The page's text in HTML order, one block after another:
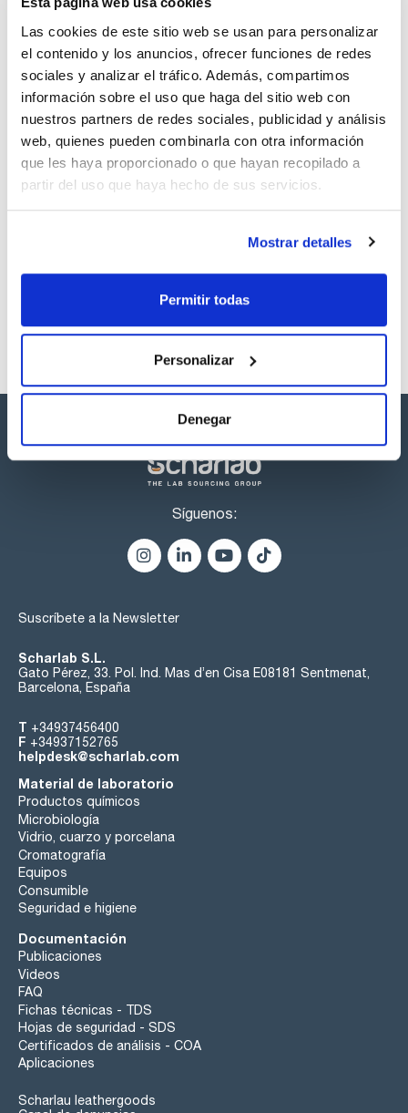
Las cookies de este sitio web se usan para personalizar
el contenido y los anuncios, ofrecer funciones de redes
sociales y analizar el tráfico. Además, compartimos
información sobre el uso que haga del sitio web con
nuestros partners de redes sociales, publicidad y análisis
web, quienes pueden combinarla con otra información
que les haya proporcionado o que hayan recopilado a
partir del uso que haya hecho de sus servicios.
Mostrar detalles
Permitir todas
Personalizar
Denegar
Documentación técnica
TDS / Ficha técnica
Regístrate para
descargas
COA
Regístrate para
descargas
SDS/ Hoja de seguridad
Regístrate para
descargas
productos marca Scharlau habitualmente en stock,
Síguenos:
Suscríbete a la Newsletter
Scharlab S.L.
Gato Pérez, 33. Pol. Ind. Mas d’en Cisa E08181 Sentmenat,
Barcelona, España
T +34937456400
F +34937152765
helpdesk@scharlab.com
Material de laboratorio
Productos químicos
Microbiología
Vidrio, cuarzo y porcelana
Cromatografía
Equipos
Consumible
Seguridad e higiene
Documentación
Publicaciones
Videos
FAQ
Fichas técnicas - TDS
Hojas de seguridad - SDS
Certificados de análisis - COA
Aplicaciones
Scharlau leathergoods